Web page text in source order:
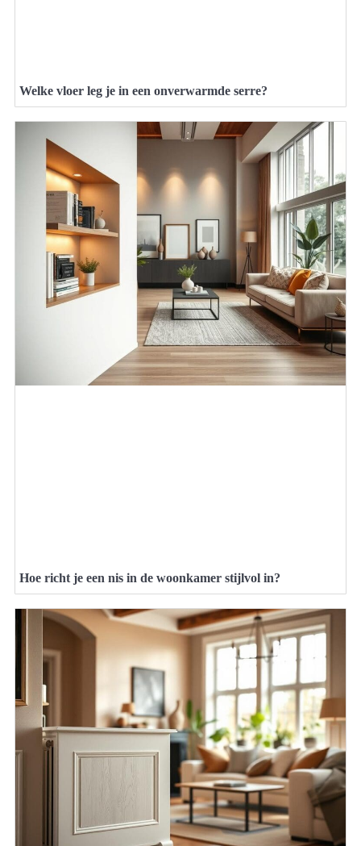
Welke vloer leg je in een onverwarmde serre?
Hoe richt je een nis in de woonkamer stijlvol in?